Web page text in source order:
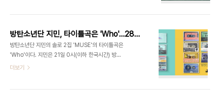
올림픽' 성화봉송은 지난 4월 그리스 올림피아에서
포토북 'TYPE 1'을 발간할 예정이다. 이번 포토북은
군 입대 전 촬영한 것으로, 바쁜 일상을 떠나 잠시 혼
자만의 시간을 보내는 뷔의 모습을 담고 있다.
………… https://www.joynews24.com/view/1735694 방
탄소년단 뷔, 포토북 출간 앞두고 사진 공개...'장꾸미
귀여움이 공존하는 사진을 공개했다. 26일 뷔는 자..
방탄소년단 지민, 타이틀곡은 'Who'…28일 선공개곡 발표(공식)
방탄소년단 지민의 솔로 2집 'MUSE'의 타이틀곡은
'Who'이다. 지민은 21일 0시(이하 한국시간) 방탄
소년단 공식 SNS에 신보 'MUSE'의 트랙리스트를
더보기